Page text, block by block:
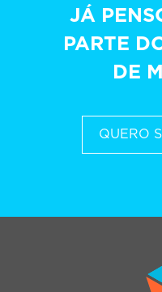
JÁ
PARTE
DE
QUERO